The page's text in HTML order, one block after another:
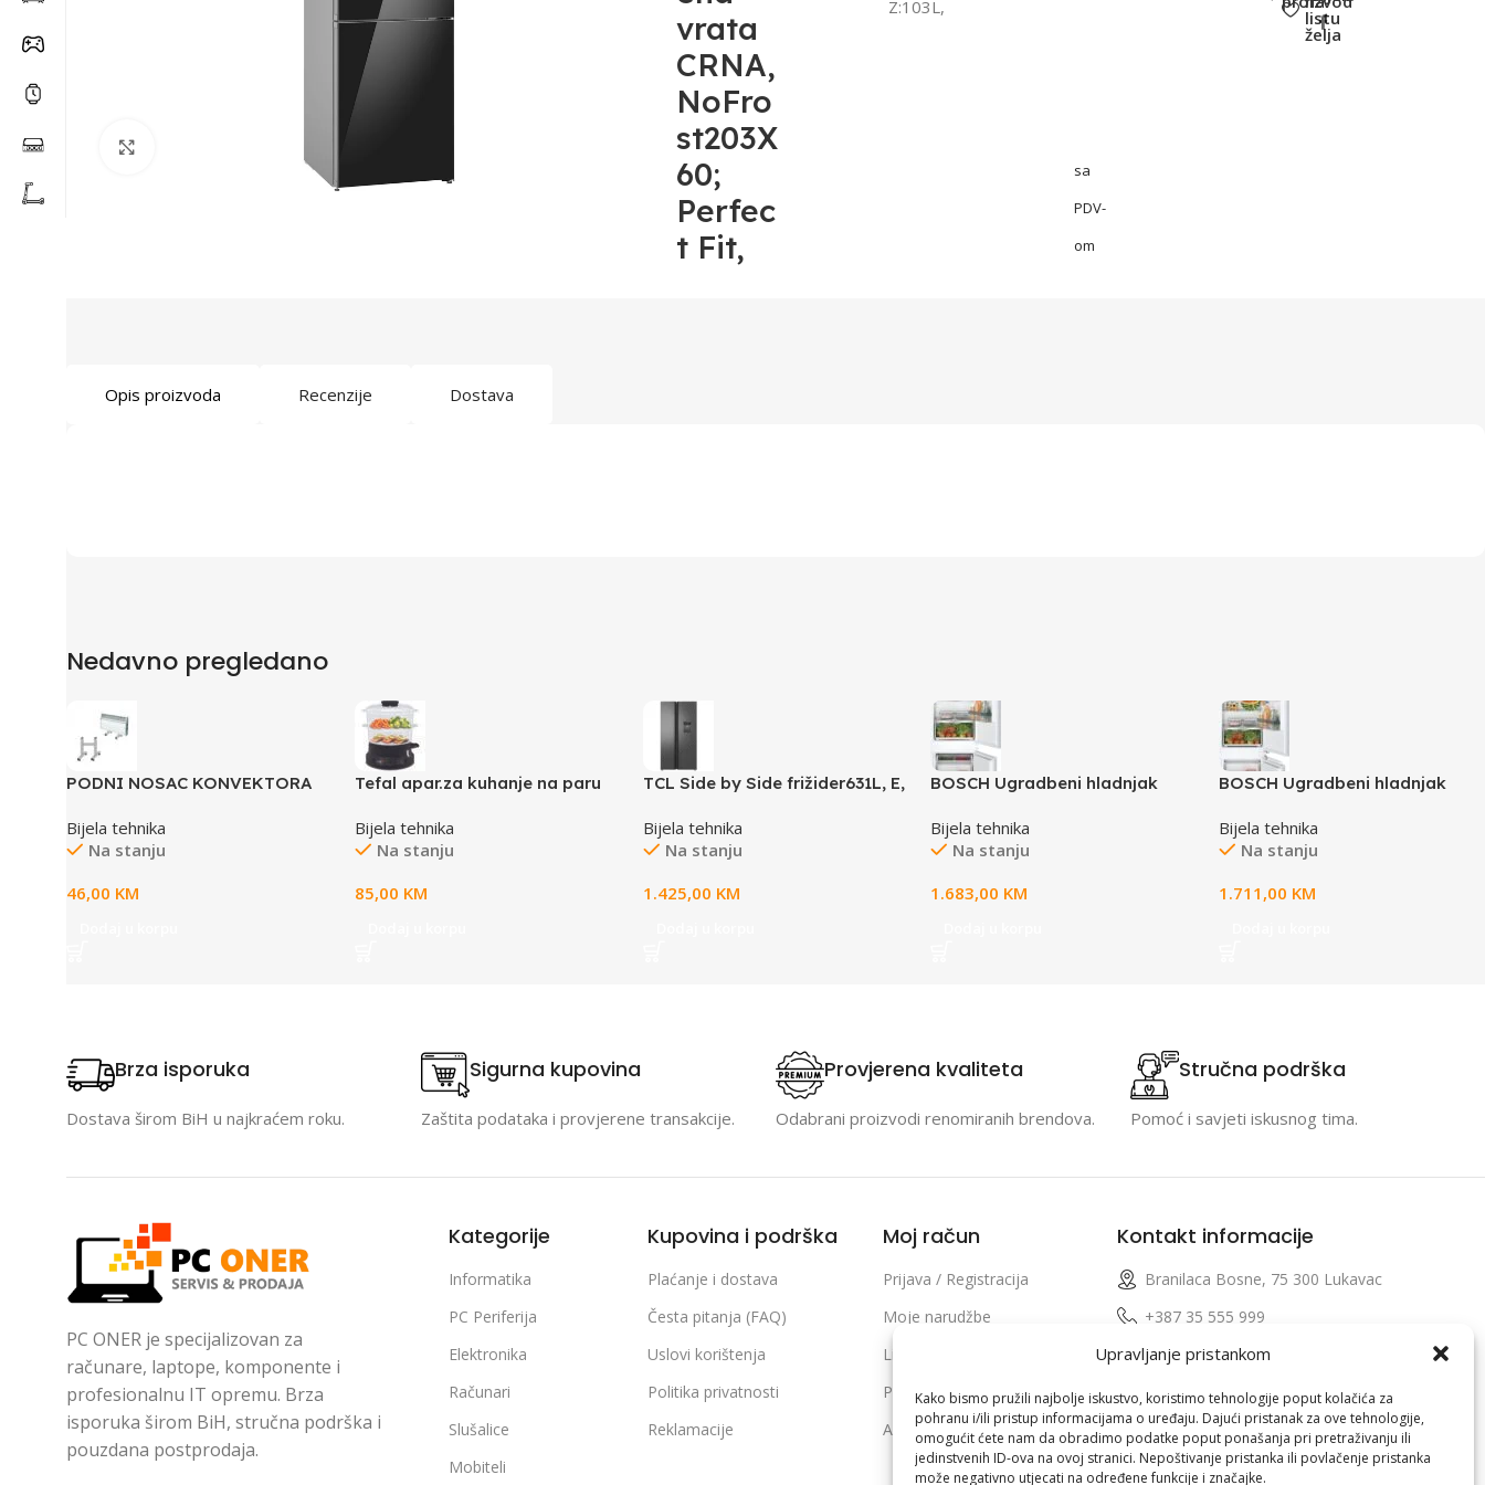
Upravljanje pristankom
Kako bismo pružili najbolje iskustvo, koristimo tehnologije poput kolačića za
pohranu i/ili pristup informacijama o uređaju. Dajući pristanak za ove tehnologije,
omogućit ćete nam da obradimo podatke poput ponašanja pri pretraživanju ili
jedinstvenih ID-ova na ovoj stranici. Nepoštivanje pristanka ili povlačenje pristanka
može negativno utjecati na određene funkcije i značajke.
vrata
CRNA,
NoFro
st203X
60;
Perfec
t Fit,
Z:103L,
sa
PDV-
om
listu
želja
Opis proizvoda Recenzije Dostava
Nedavno pregledano
PODNI NOSAC KONVEKTORA
Bijela tehnika
Na stanju
46,00 KM
Tefal apar.za kuhanje na paru
Bijela tehnika
Na stanju
85,00 KM
TCL Side by Side frižider631L, E,
vodu
Bijela tehnika
Na stanju
1.425,00 KM
BOSCH Ugradbeni hladnjak
H:184L, Z:76L, 177CM, 35dB
Bijela tehnika
Na stanju
1.683,00 KM
BOSCH Ugradbeni hladnjak
H:200L, Z:70L, 177CM, 35dB
Bijela tehnika
Na stanju
1.711,00 KM
Brza isporuka
Dostava širom BiH u najkraćem roku.
Sigurna kupovina
Zaštita podataka i provjerene transakcije.
Provjerena kvaliteta
Odabrani proizvodi renomiranih brendova.
Stručna podrška
Pomoć i savjeti iskusnog tima.
PC ONER je specijalizovan za
računare, laptope, komponente i
profesionalnu IT opremu. Brza
isporuka širom BiH, stručna podrška i
pouzdana postprodaja.
Kategorije
Informatika
PC Periferija
Elektronika
Računari
Slušalice
Mobiteli
Kupovina i podrška
Plaćanje i dostava
Česta pitanja (FAQ)
Uslovi korištenja
Politika privatnosti
Reklamacije
Moj račun
Prijava / Registracija
Moje narudžbe
Lista želja
Poređenje proizvoda
Adrese i podaci profila
Kontakt informacije
Branilaca Bosne, 75 300 Lukavac
+387 35 555 999
info@pconer.ba
ID: 4210115760008
PDV : 210115760008